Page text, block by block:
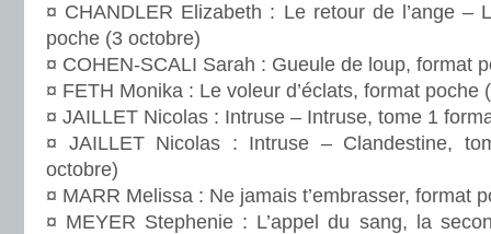
¤ CHANDLER Elizabeth : Le retour de l’ange –
poche (3 octobre)
¤ COHEN-SCALI Sarah : Gueule de loup, format
¤ FETH Monika : Le voleur d’éclats, format poche
¤ JAILLET Nicolas : Intruse – Intruse, tome 1
¤ JAILLET Nicolas : Intruse – Clandestine,
octobre)
¤ MARR Melissa : Ne jamais t’embrasser, format
¤ MEYER Stephenie : L’appel du sang, la